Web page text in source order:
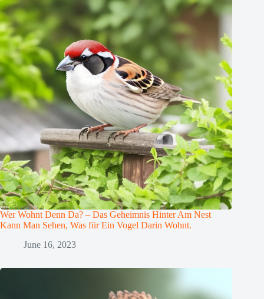
Wer Wohnt Denn Da? – Das Geheimnis Hinter Am Nest
Kann Man Sehen, Was für Ein Vogel Darin Wohnt.
June 16, 2023